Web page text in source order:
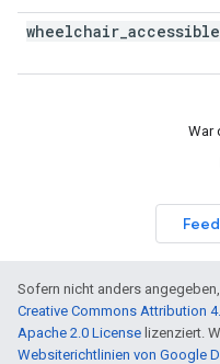
War
Sofern nicht anders
Creative Commons Attribution
Apache 2.0 License lizenziert.
Websiterichtlinien von Google